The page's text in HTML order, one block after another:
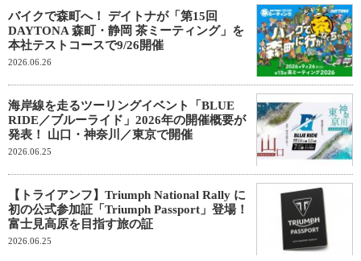
バイクで森町へ！ デイトナが「第15回
DAYTONA 森町・静岡 茶ミーティング」を
本社テストコースで9/26開催
2026.06.26
海岸線を走るツーリングイベント「BLUE
RIDE／ブルーライド」2026年の開催概要が
発表！ 山口・神奈川／東京で開催
2026.06.25
【トライアンフ】Triumph National Rally に
初の公式参加証「Triumph Passport」登場！
富士見高原を目指す旅の証
2026.06.25